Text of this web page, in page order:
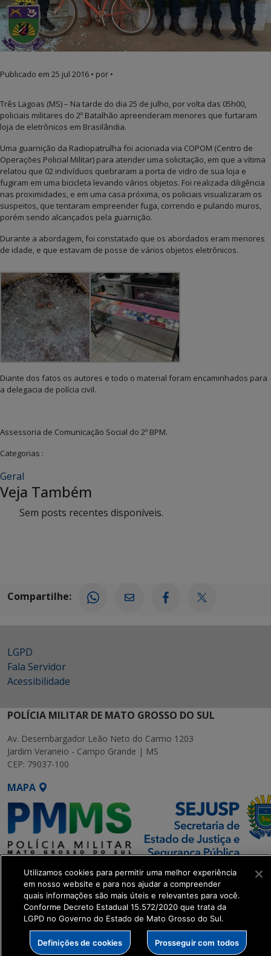
Publicado em 25 jul 2016 • por •
Três Lagoas (MS) – Na tarde do dia 25 de julho, por volta das 05h00,
policiais militares do 2º Batalhão apreenderam menores que furtaram
loja de eletrônicos em Brasilândia.
Uma guarnição da Radiopatrulha foi acionada via COPOM (Centro de
Operações Policial Militar) para atender uma solicitação, em que a vítima
relatou que 02 indivíduos quebraram a porta de vidro de sua loja e
fugiram em uma bicicleta levando vários objetos. Foi realizada diligência
nas proximidades, e em uma casa próxima, os policiais visualizaram os
suspeitos, que tentaram empreender fuga, correndo e pulando muros,
porém sendo alcançados pela guarnição.
Durante a abordagem, foi constatado que os abordados eram menores
de idade, e que estavam de posse de vários objetos eletrônicos.
Diante dos fatos os autores e todo o material foram encaminhados para
a delegacia de polícia civil.
Assessoria de Comunicação Social do 2º BPM.
Categorias :
Geral
Veja Também
Sem posts recentes disponíveis.
Compartilhe:
LGPD
Fala Servidor
Acessibilidade
POLÍCIA MILITAR DE MATO GROSSO DO SUL
Av. Desembargador Leão Neto do Carmo 1203
Jardim Veraneio - Campo Grande | MS
CEP: 79037-100
MAPA
SETDIG | Secretaria-Executiva
de Transformação Digital
get_footer();
Utilizamos cookies para permitir uma melhor experiência
em nosso website e para nos ajudar a compreender
quais informações são mais úteis e relevantes para você.
Conforme Decreto Estadual 15.572/2020 que trata da
LGPD no Governo do Estado de Mato Grosso do Sul.
Definições de cookies Prosseguir com todos